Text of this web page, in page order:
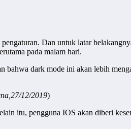
Dan untuk latar
pada malam hari.
dark mode ini akan lebih
12/2019)
itu, pengguna IOS akan diberi